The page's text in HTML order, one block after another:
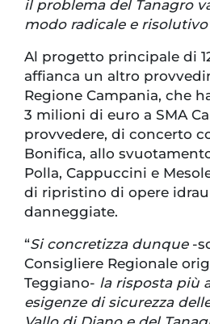
il problema del Tanagro
modo radicale e
Al progetto principale di
affianca un altro
Regione Campania, che
3 milioni di euro a SMA
provvedere, di concerto
Bonifica, allo
Polla, Cappuccini e
di ripristino di opere
danneggiate.
“Si concretizza dunque-
Consigliere Regionale
Teggiano- la risposta più
esigenze di sicurezza